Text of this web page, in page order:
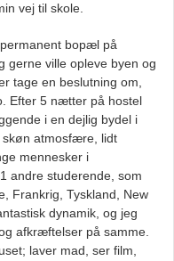
vej til skole.
bopæl på
gerne ville opleve byen og
tage en beslutning om,
Efter 5 nætter på hostel
i en dejlig bydel i
skøn atmosfære, lidt
mennesker i
andre studerende, som
Frankrig, Tyskland, New
dynamik, og jeg
afkræftelser på samme.
laver mad, ser film,